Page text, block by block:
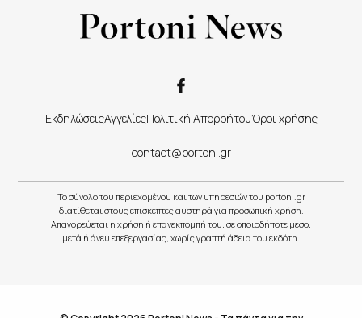
ΕκδηλώσειςΑγγελίεςΠολιτική ΑπορρήτουΌροι χρήσης
contact@portoni.gr
Το σύνολο του περιεχομένου και των υπηρεσιών του portoni.gr
διατίθεται στους επισκέπτες αυστηρά για προσωπική χρήση.
Απαγορεύεται η χρήση ή επανεκπομπή του, σε οποιοδήποτε μέσο,
μετά ή άνευ επεξεργασίας, χωρίς γραπτή άδεια του εκδότη.